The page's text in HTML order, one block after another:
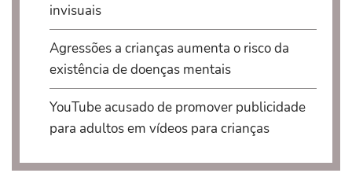
invisuais
Agressões a crianças aumenta o risco da
existência de doenças mentais
YouTube acusado de promover publicidade
para adultos em vídeos para crianças